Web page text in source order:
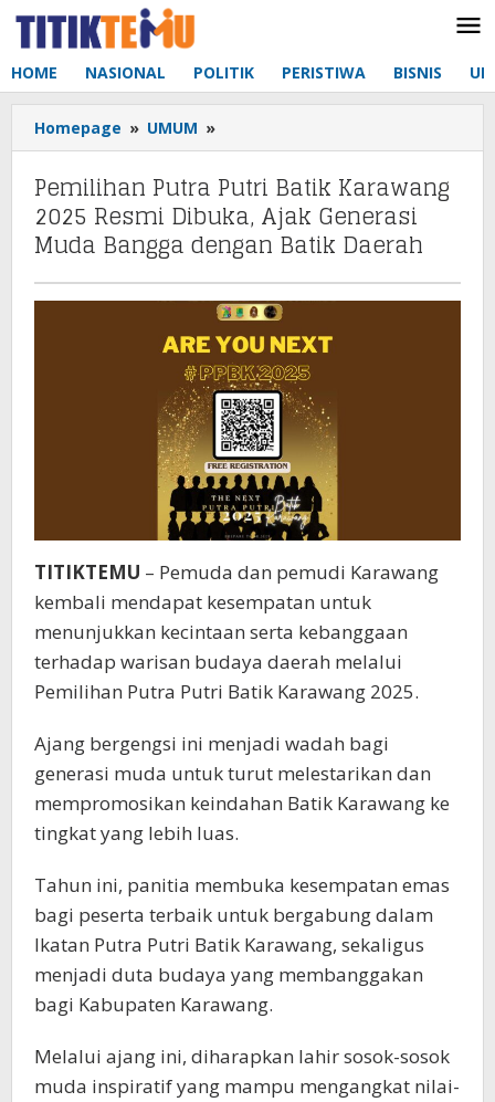
Lewati
HOME NASIONAL POLITIK PERISTIWA BISNIS
Homepage » UMUM »
Putra
Putri
Batik
Karawang
2025
Dibuka,
Ajak
Generasi
Muda
Bangga
dengan
Batik
Daerah
Pemilihan Putra Putri Batik Karawang
2025 Resmi Dibuka, Ajak Generasi
Muda Bangga dengan Batik Daerah
TITIKTEMU – Pemuda dan pemudi Karawang
kembali mendapat kesempatan untuk
menunjukkan kecintaan serta kebanggaan
terhadap warisan budaya daerah melalui
Pemilihan Putra Putri Batik Karawang 2025.
Ajang bergengsi ini menjadi wadah bagi
generasi muda untuk turut melestarikan dan
mempromosikan keindahan Batik Karawang ke
tingkat yang lebih luas.
Tahun ini, panitia membuka kesempatan emas
bagi peserta terbaik untuk bergabung dalam
Ikatan Putra Putri Batik Karawang, sekaligus
menjadi duta budaya yang membanggakan
bagi Kabupaten Karawang.
Melalui ajang ini, diharapkan lahir sosok-sosok
muda inspiratif yang mampu mengangkat nilai-